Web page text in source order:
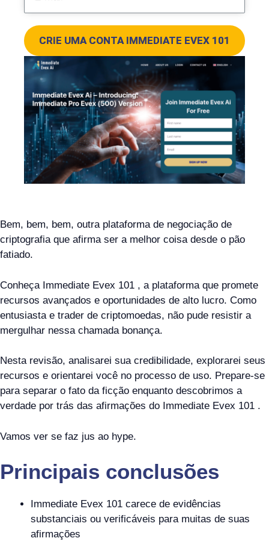
CRIE UMA CONTA IMMEDIATE EVEX 101
Bem, bem, bem, outra plataforma de negociação de
criptografia que afirma ser a melhor coisa desde o pão
fatiado.
Conheça Immediate Evex 101 , a plataforma que promete
recursos avançados e oportunidades de alto lucro. Como
entusiasta e trader de criptomoedas, não pude resistir a
mergulhar nessa chamada bonança.
Nesta revisão, analisarei sua credibilidade, explorarei seus
recursos e orientarei você no processo de uso. Prepare-se
para separar o fato da ficção enquanto descobrimos a
verdade por trás das afirmações do Immediate Evex 101 .
Vamos ver se faz jus ao hype.
Principais conclusões
Immediate Evex 101 carece de evidências
substanciais ou verificáveis ​​para muitas de suas
afirmações